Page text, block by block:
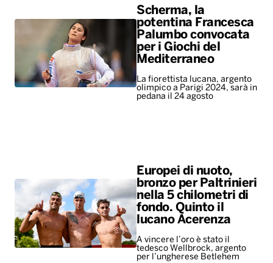
Scherma, la
potentina Francesca
Palumbo convocata
per i Giochi del
Mediterraneo
La fiorettista lucana, argento
olimpico a Parigi 2024, sarà in
pedana il 24 agosto
Europei di nuoto,
bronzo per Paltrinieri
nella 5 chilometri di
fondo. Quinto il
lucano Acerenza
A vincere l’oro è stato il
tedesco Wellbrock, argento
per l’ungherese Betlehem